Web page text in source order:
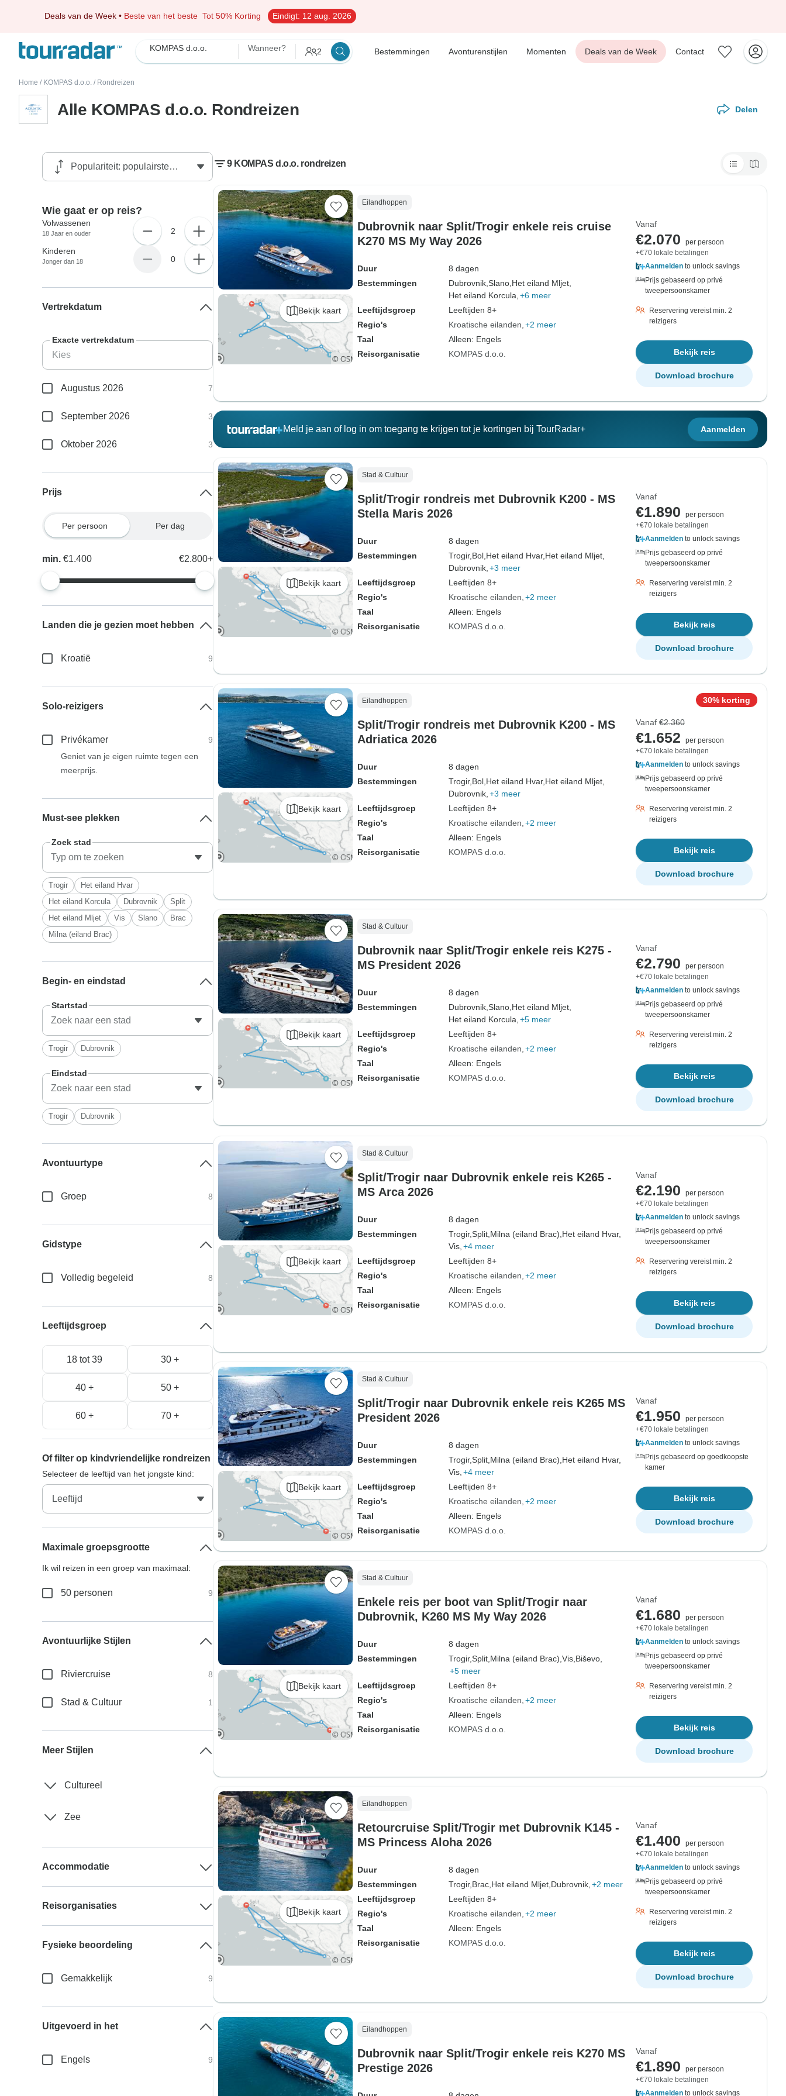
Deals van de Week • Beste van het beste Tot 50% Korting Eindigt: 12 aug. 2026
KOMPAS d.o.o. Wanneer? 2 Bestemmingen Avonturenstijlen Momenten Deals van de Week Contact
Home / KOMPAS d.o.o. / Rondreizen
Alle KOMPAS d.o.o. Rondreizen Delen
9 KOMPAS d.o.o. rondreizen
Bekijk kaart
Eilandhoppen
Dubrovnik naar Split/Trogir enkele reis cruise
K270 MS My Way 2026
Duur
8 dagen
Bestemmingen
Dubrovnik, Slano, Het eiland Mljet,
Het eiland Korcula, +6 meer
Leeftijdsgroep
Leeftijden 8+
Regio's
Kroatische eilanden +2 meer
Taal
Alleen: Engels
Reisorganisatie
KOMPAS d.o.o.
Vanaf
€2.070
per persoon
+€70 lokale betalingen
Aanmelden to unlock savings
Prijs gebaseerd op privé
tweepersoonskamer
Reservering vereist min. 2
reizigers
Bekijk reis
Download brochure
Meld je aan of log in om toegang te krijgen tot je kortingen bij TourRadar+ Aanmelden
Bekijk kaart
Stad & Cultuur
Split/Trogir rondreis met Dubrovnik K200 - MS
Stella Maris 2026
Duur
8 dagen
Bestemmingen
Trogir, Bol, Het eiland Hvar, Het eiland Mljet,
Dubrovnik, +3 meer
Leeftijdsgroep
Leeftijden 8+
Regio's
Kroatische eilanden +2 meer
Taal
Alleen: Engels
Reisorganisatie
KOMPAS d.o.o.
Vanaf
€1.890
per persoon
+€70 lokale betalingen
Aanmelden to unlock savings
Prijs gebaseerd op privé
tweepersoonskamer
Reservering vereist min. 2
reizigers
Bekijk reis
Download brochure
Bekijk kaart
Eilandhoppen
Split/Trogir rondreis met Dubrovnik K200 - MS
Adriatica 2026
Duur
8 dagen
Bestemmingen
Trogir, Bol, Het eiland Hvar, Het eiland Mljet,
Dubrovnik, +3 meer
Leeftijdsgroep
Leeftijden 8+
Regio's
Kroatische eilanden +2 meer
Taal
Alleen: Engels
Reisorganisatie
KOMPAS d.o.o.
30% korting
Vanaf €2.360
€1.652
per persoon
+€70 lokale betalingen
Aanmelden to unlock savings
Prijs gebaseerd op privé
tweepersoonskamer
Reservering vereist min. 2
reizigers
Bekijk reis
Download brochure
Bekijk kaart
Stad & Cultuur
Dubrovnik naar Split/Trogir enkele reis K275 -
MS President 2026
Duur
8 dagen
Bestemmingen
Dubrovnik, Slano, Het eiland Mljet,
Het eiland Korcula, +5 meer
Leeftijdsgroep
Leeftijden 8+
Regio's
Kroatische eilanden +2 meer
Taal
Alleen: Engels
Reisorganisatie
KOMPAS d.o.o.
Vanaf
€2.790
per persoon
+€70 lokale betalingen
Aanmelden to unlock savings
Prijs gebaseerd op privé
tweepersoonskamer
Reservering vereist min. 2
reizigers
Bekijk reis
Download brochure
Bekijk kaart
Stad & Cultuur
Split/Trogir naar Dubrovnik enkele reis K265 -
MS Arca 2026
Duur
8 dagen
Bestemmingen
Trogir,Split, Milna (eiland Brac), Het eiland Hvar,
Vis, +4 meer
Leeftijdsgroep
Leeftijden 8+
Regio's
Kroatische eilanden +2 meer
Taal
Alleen: Engels
Reisorganisatie
KOMPAS d.o.o.
Vanaf
€2.190
per persoon
+€70 lokale betalingen
Aanmelden to unlock savings
Prijs gebaseerd op privé
tweepersoonskamer
Reservering vereist min. 2
reizigers
Bekijk reis
Download brochure
Bekijk kaart
Stad & Cultuur
Split/Trogir naar Dubrovnik enkele reis K265 MS
President 2026
Duur
8 dagen
Bestemmingen
Trogir,Split, Milna (eiland Brac), Het eiland Hvar,
Vis, +4 meer
Leeftijdsgroep
Leeftijden 8+
Regio's
Kroatische eilanden +2 meer
Taal
Alleen: Engels
Reisorganisatie
KOMPAS d.o.o.
Vanaf
€1.950
per persoon
+€70 lokale betalingen
Aanmelden to unlock savings
Prijs gebaseerd op goedkoopste
kamer
Bekijk reis
Download brochure
Bekijk kaart
Stad & Cultuur
Enkele reis per boot van Split/Trogir naar
Dubrovnik, K260 MS My Way 2026
Duur
8 dagen
Bestemmingen
Trogir,Split, Milna (eiland Brac), Vis, Biševo,
+5 meer
Leeftijdsgroep
Leeftijden 8+
Regio's
Kroatische eilanden +2 meer
Taal
Alleen: Engels
Reisorganisatie
KOMPAS d.o.o.
Vanaf
€1.680
per persoon
+€70 lokale betalingen
Aanmelden to unlock savings
Prijs gebaseerd op privé
tweepersoonskamer
Reservering vereist min. 2
reizigers
Bekijk reis
Download brochure
Bekijk kaart
Eilandhoppen
Retourcruise Split/Trogir met Dubrovnik K145 -
MS Princess Aloha 2026
Duur
8 dagen
Bestemmingen
Trogir, Brac, Het eiland Mljet, Dubrovnik, +2 meer
Leeftijdsgroep
Leeftijden 8+
Regio's
Kroatische eilanden +2 meer
Taal
Alleen: Engels
Reisorganisatie
KOMPAS d.o.o.
Vanaf
€1.400
per persoon
+€70 lokale betalingen
Aanmelden to unlock savings
Prijs gebaseerd op privé
tweepersoonskamer
Reservering vereist min. 2
reizigers
Bekijk reis
Download brochure
Eilandhoppen
Dubrovnik naar Split/Trogir enkele reis K270 MS
Prestige 2026
Vanaf
€1.890
per persoon
+€70 lokale betalingen
Aanmelden to unlock savings
Wie gaat er op reis?
Volwassenen
18 Jaar en ouder 2
Kinderen
Jonger dan 18 0
Vertrekdatum
Exacte vertrekdatum
Augustus 2026 7
September 2026 3
Oktober 2026 3
Prijs
Per persoon Per dag
min.€1.400 €2.800+
Landen die je gezien moet hebben
Kroatië 9
Solo-reizigers
Privékamer
9
Geniet van je eigen ruimte tegen een
meerprijs.
Must-see plekken
Zoek stad
Trogir
Het eiland Hvar
Het eiland Korcula
Dubrovnik
Split
Het eiland Mljet
Vis Slano
Brac
Milna (eiland Brac)
Begin- en eindstad
Startstad
Trogir Dubrovnik
Eindstad
Trogir Dubrovnik
Avontuurtype
Groep 8
Gidstype
Volledig begeleid 8
Leeftijdsgroep
18 tot 39 30 +
40 + 50 +
60 + 70 +
Of filter op kindvriendelijke rondreizen
Selecteer de leeftijd van het jongste kind:
Maximale groepsgrootte
Ik wil reizen in een groep van maximaal:
50 personen 9
Avontuurlijke Stijlen
Riviercruise 8
Stad & Cultuur 1
Meer Stijlen
Cultureel
Zee
Accommodatie
Reisorganisaties
Fysieke beoordeling
Gemakkelijk 9
Uitgevoerd in het
Engels 9